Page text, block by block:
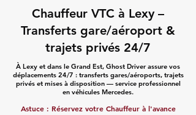
Chauffeur VTC à Lexy –
Transferts gare/aéroport &
trajets privés 24/7
À Lexy et dans le Grand Est, Ghost Driver assure vos
déplacements 24/7 : transferts gares/aéroports, trajets
privés et mises à disposition — service professionnel
en véhicules Mercedes.
Astuce : Réservez votre Chauffeur à l'avance